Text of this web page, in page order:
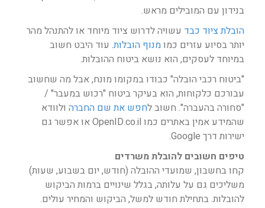
בנידון עם המובילים מראש.
הובלת ציוד כבד עשויה לדרוש ציוד מיוחד או להתנהל מהר
יותר בסיוע עזרים כמומנוף הובלות. עוד היבט חשוב
במיוחד לעסקים, הוא נושא ביטוח ההובלות.
"ביטוח רכבי הובלה" כבודו במקומו מונח, אבל מה שחשוב
עבורכם כלקוחות, הוא בעיקר ביטוח "רכוש במעבר" /
"סחורה בהעברה". חשוב לחפש את שם החברה ולוודא
שהמידע אמין באתרים כמו OpenID.co.il או אפשר גם
ישירות דרך Google.
טיפים חשובים להובלת משרדים
קחו בחשבון, שמועדי ההובלה (חודש, יום בשבוע, שעות)
משליכים גם על עלותה, בגלל שינויים ברמות הביקוש
להובלות. בתחילת חודש למשל, הביקוש והמחיר עולים.